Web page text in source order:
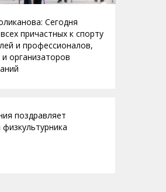
Сегодня
причастных к спорту
и профессионалов,
организаторов
поздравляет